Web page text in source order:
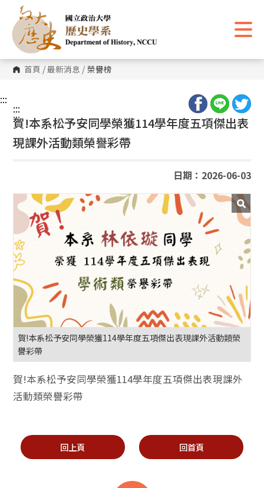
主
要
內
區
塊 首頁 /最新消息 / 榮譽榜
:::
:::
:::
賀!本系松予安同學榮獲114學年度五項傑出表
現課外活動類榮譽彩帶
日期：2026-06-03
賀!本系松予安同學榮獲114學年度五項傑出表現課外活動類榮
譽彩帶
賀!本系松予安同學榮獲114學年度五項傑出表現課外
活動類榮譽彩帶
回上頁 回首頁